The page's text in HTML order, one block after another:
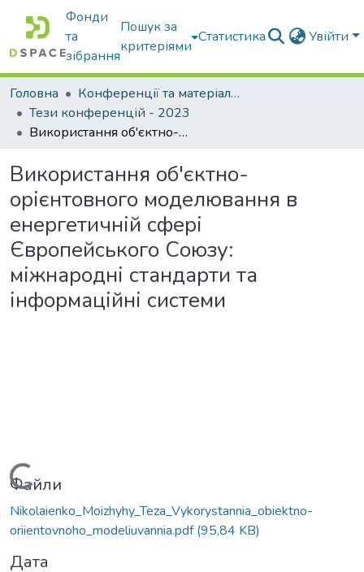
Фонди
та
зібрання
Пошук за
критеріями
Статистика Увійти
Головна
Конференції та матеріали конференцій
Тези конференцій - 2023
Використання об'єктно-орієнтовного моделювання в енергетичній сфері Європейського Союзу: міжнародні стандарти та інформаційні системи
Використання об'єктно-
орієнтовного моделювання в
енергетичній сфері
Європейського Союзу:
міжнародні стандарти та
інформаційні системи
Вантажиться...
Файли
Nikolaienko_Moizhyhy_Teza_Vykorystannia_obiektno-
oriientovnoho_modeliuvannia.pdf(95,84 KB)
Дата